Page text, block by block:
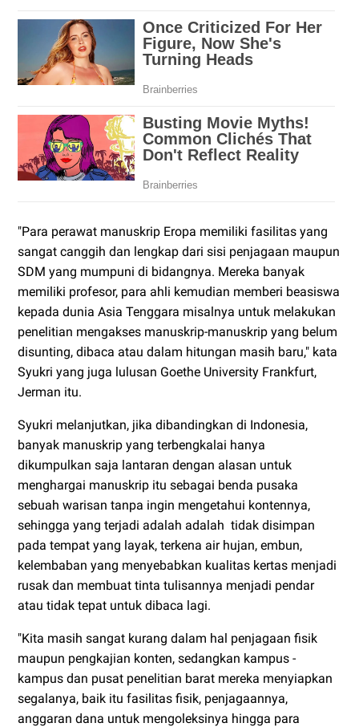
"Para perawat manuskrip Eropa memiliki fasilitas yang
sangat canggih dan lengkap dari sisi penjagaan maupun
SDM yang mumpuni di bidangnya. Mereka banyak
memiliki profesor, para ahli kemudian memberi beasiswa
kepada dunia Asia Tenggara misalnya untuk melakukan
penelitian mengakses manuskrip-manuskrip yang belum
disunting, dibaca atau dalam hitungan masih baru," kata
Syukri yang juga lulusan Goethe University Frankfurt,
Jerman itu.
Syukri melanjutkan, jika dibandingkan di Indonesia,
banyak manuskrip yang terbengkalai hanya
dikumpulkan saja lantaran dengan alasan untuk
menghargai manuskrip itu sebagai benda pusaka
sebuah warisan tanpa ingin mengetahui kontennya,
sehingga yang terjadi adalah adalah tidak disimpan
pada tempat yang layak, terkena air hujan, embun,
kelembaban yang menyebabkan kualitas kertas menjadi
rusak dan membuat tinta tulisannya menjadi pendar
atau tidak tepat untuk dibaca lagi.
"Kita masih sangat kurang dalam hal penjagaan fisik
maupun pengkajian konten, sedangkan kampus -
kampus dan pusat penelitian barat mereka menyiapkan
segalanya, baik itu fasilitas fisik, penjagaannya,
anggaran dana untuk mengoleksinya hingga para